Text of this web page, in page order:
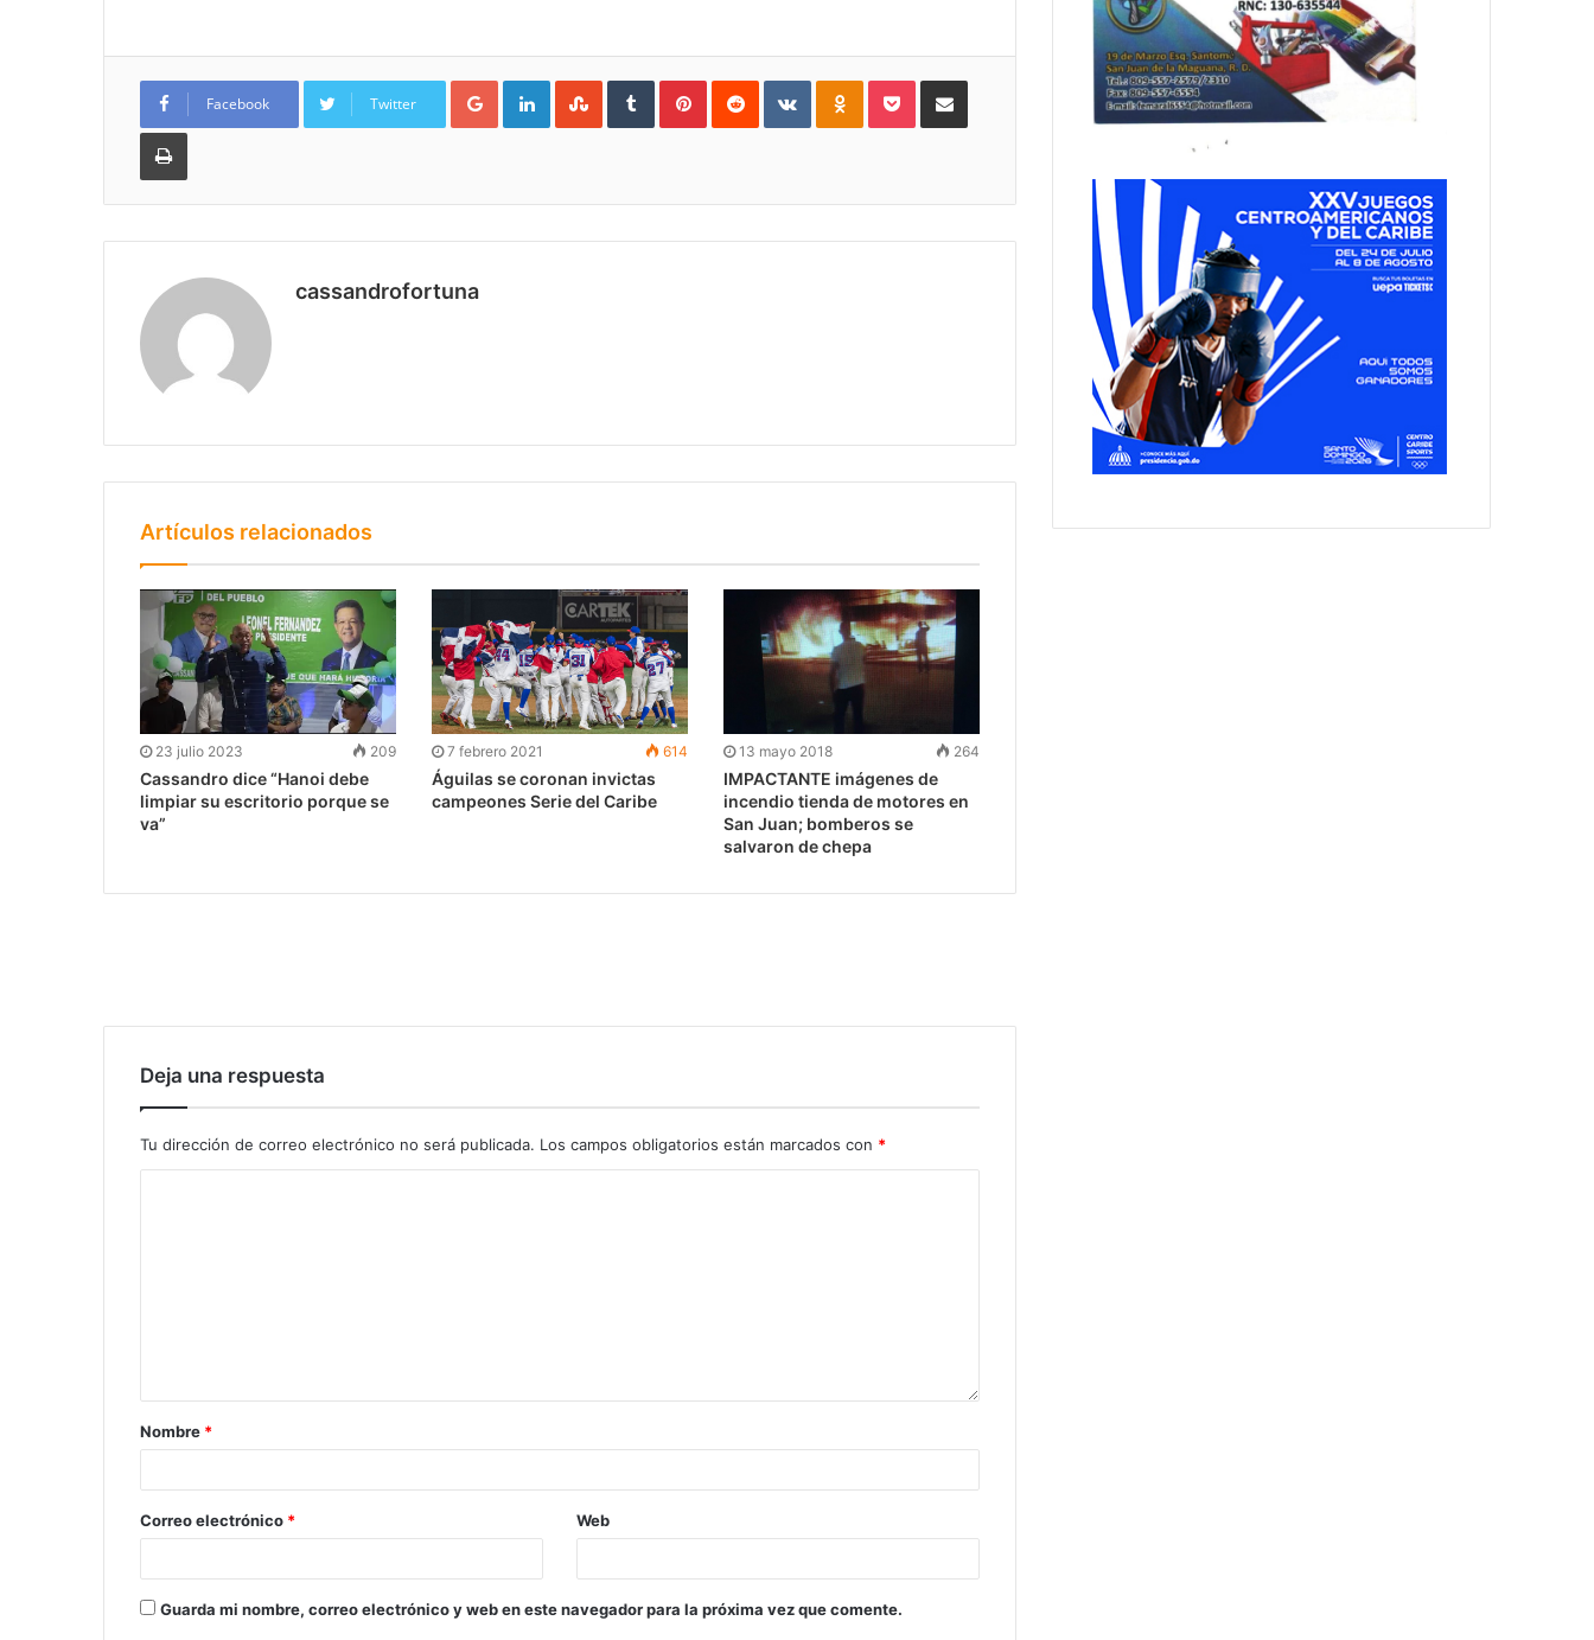
Facebook Twitter
Google+LinkedInStumbleUpon
TumblrPinterestReddit VKontakteOdnoklassniki
PocketCompartir por Correo
Imprimir
cassandrofortuna
Artículos relacionados
23 julio 2023 209
Cassandro dice “Hanoi debe
limpiar su escritorio porque se
va”
7 febrero 2021 614
Águilas se coronan invictas
campeones Serie del Caribe
13 mayo 2018 264
IMPACTANTE imágenes de
incendio tienda de motores en
San Juan; bomberos se
salvaron de chepa
Deja una respuesta
Tu dirección de correo electrónico no será publicada. Los campos obligatorios están marcados con *
Nombre *
Correo electrónico * Web
Guarda mi nombre, correo electrónico y web en este navegador para la próxima vez que comente.